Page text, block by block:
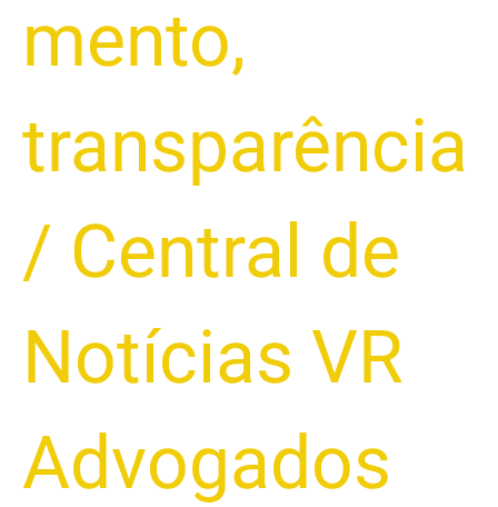
mento,
transparência
/ Central de
Notícias VR
Advogados